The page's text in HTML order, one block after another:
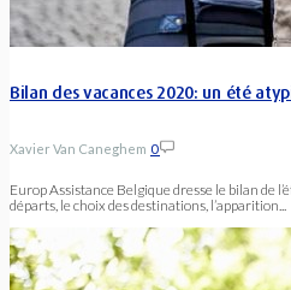
Bilan des vacances 2020: un été
Xavier Van Caneghem 0
Europ Assistance Belgique dresse le bilan de
départs, le choix des destinations, l’apparition...